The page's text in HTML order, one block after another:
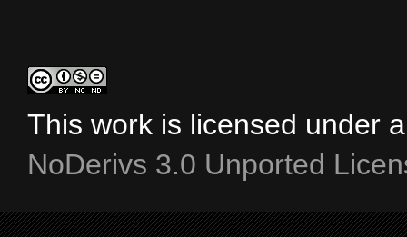
This work is licensed under
NoDerivs 3.0 Unported